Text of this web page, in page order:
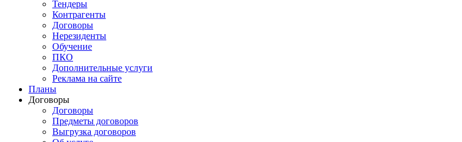
Тендеры
Контрагенты
Договоры
Нерезиденты
Обучение
ПКО
Дополнительные услуги
Реклама на сайте
Планы
Договоры
Договоры
Предметы договоров
Выгрузка договоров